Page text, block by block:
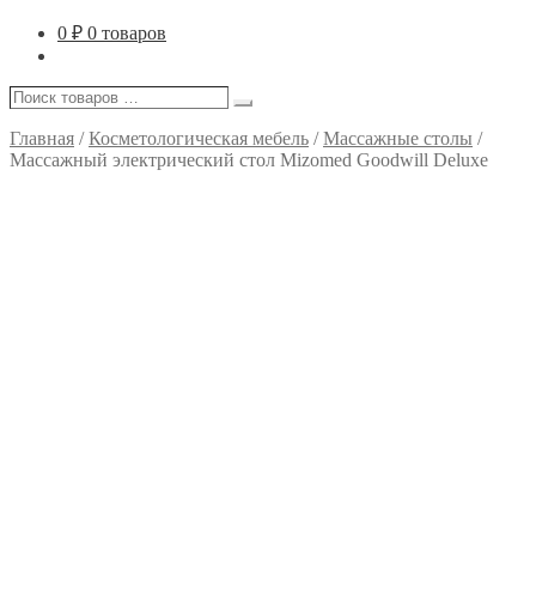
0 ₽ 0 товаров
Поиск
…
Поиск
Главная /Косметологическая мебель /Массажные столы /
Массажный электрический стол Mizomed Goodwill Deluxe